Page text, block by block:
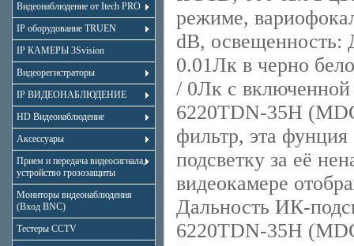
Видеонаблюдение от Itech PRO
IP оборудование TRUEN
IP КАМЕРЫ 3Svision
Видеорегистраторы
IP ВИДЕОНАБЛЮДЕНИЕ
HD Видеонаблюдение
Аксессуары
Прием и передача видеосигнала,
устройство грозозащиты
Мониторы видеонаблюдения
(Вход BNC)
Тестеры CCTV
режиме,
dB,
0.01Лк в черно
/ 0Лк с
6220TDN-35Н
фильтр, эта
подсветку за её
видеокамере
Дальность ИК-
6220TDN-35Н